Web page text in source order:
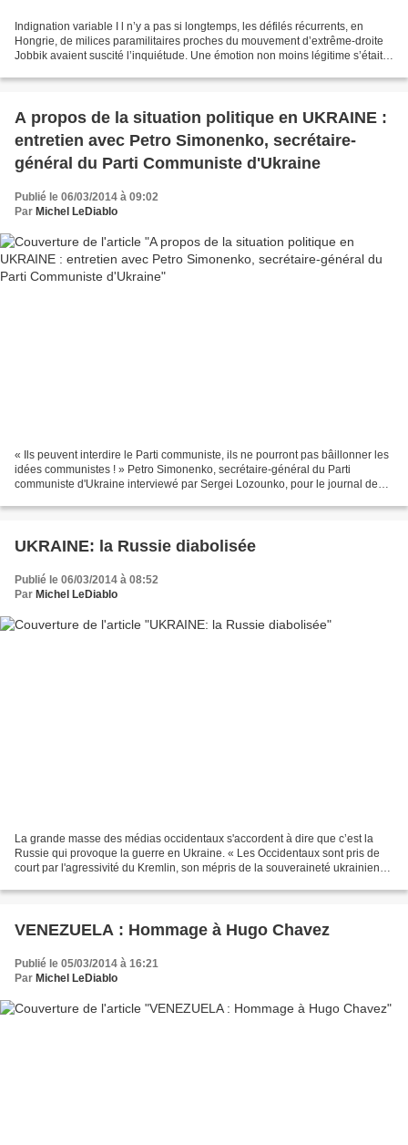
Indignation variable I l n’y a pas si longtemps, les défilés récurrents, en
Hongrie, de milices paramilitaires proches du mouvement d’extrême-droite
Jobbik avaient suscité l’inquiétude. Une émotion non moins légitime s’était
A propos de la situation politique en UKRAINE :
entretien avec Petro Simonenko, secrétaire-
général du Parti Communiste d'Ukraine
Publié le 06/03/2014 à 09:02
Par Michel LeDiablo
« Ils peuvent interdire le Parti communiste, ils ne pourront pas bâillonner les
idées communistes ! » Petro Simonenko, secrétaire-général du Parti
communiste d'Ukraine interviewé par Sergei Lozounko, pour le journal de
UKRAINE: la Russie diabolisée
Publié le 06/03/2014 à 08:52
Par Michel LeDiablo
La grande masse des médias occidentaux s'accordent à dire que c’est la
Russie qui provoque la guerre en Ukraine. « Les Occidentaux sont pris de
court par l'agressivité du Kremlin, son mépris de la souveraineté ukrainienne
VENEZUELA : Hommage à Hugo Chavez
Publié le 05/03/2014 à 16:21
Par Michel LeDiablo